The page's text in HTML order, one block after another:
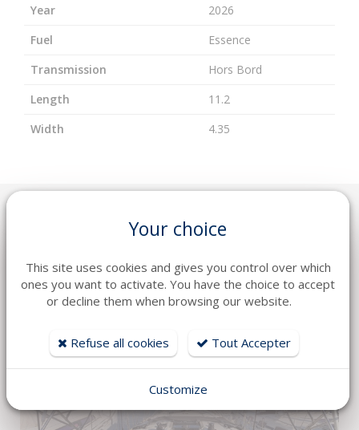
Year
2026
Fuel
Essence
Transmission
Hors Bord
Length
11.2
Width
4.35
PRËT POUR LA SAISON !
Your choice
This site uses cookies and gives you control over which
ones you want to activate. You have the choice to accept
or decline them when browsing our website.
Refuse all cookies Tout Accepter
Customize